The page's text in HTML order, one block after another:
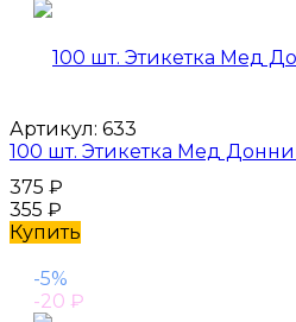
Артикул: 633
100 шт. Этикетка Мед
375 ₽
355 ₽
Купить
-5%
-20 ₽